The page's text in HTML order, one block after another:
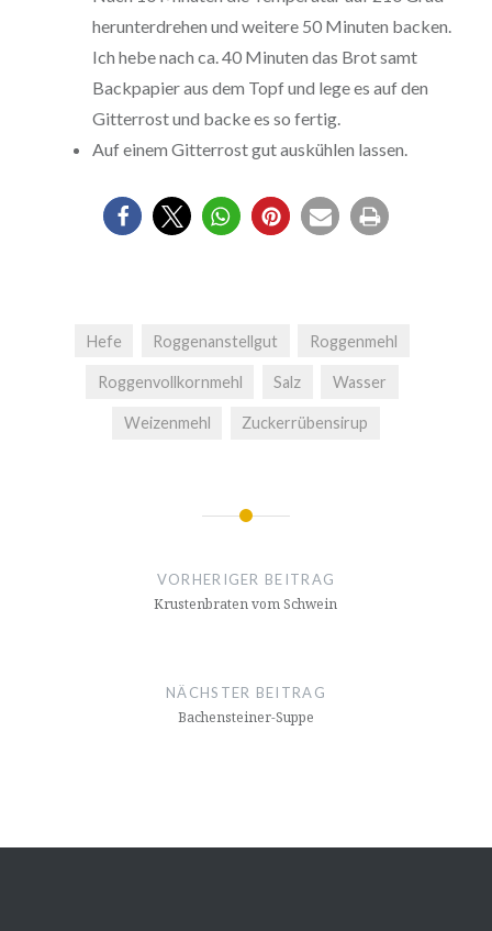
herunterdrehen und weitere 50 Minuten backen.
Ich hebe nach ca. 40 Minuten das Brot samt
Backpapier aus dem Topf und lege es auf den
Gitterrost und backe es so fertig.
Auf einem Gitterrost gut auskühlen lassen.
Hefe Roggenanstellgut Roggenmehl
Roggenvollkornmehl Salz Wasser
Weizenmehl Zuckerrübensirup
NavigationVORHERIGER BEITRAG
Krustenbraten vom Schwein
NÄCHSTER BEITRAG
Bachensteiner-Suppe